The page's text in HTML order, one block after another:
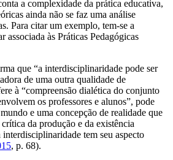
a complexidade da prática educativa,
ainda não se faz uma análise
Para citar um exemplo, tem-se a
associada às Práticas Pedagógicas
que “a interdisciplinaridade pode ser
de uma outra qualidade de
à “compreensão dialética do conjunto
os professores e alunos”, pode
e uma concepção de realidade que
da produção e da existência
interdisciplinaridade tem seu aspecto
, p. 68).